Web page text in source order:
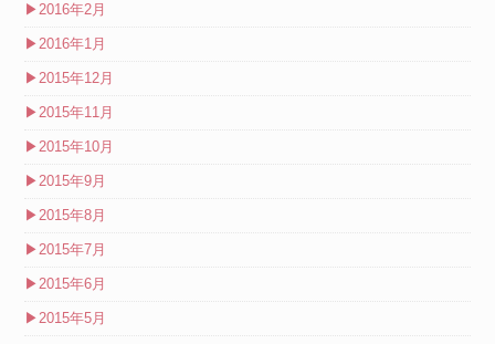
▶2016年2月
▶2016年1月
▶2015年12月
▶2015年11月
▶2015年10月
▶2015年9月
▶2015年8月
▶2015年7月
▶2015年6月
▶2015年5月